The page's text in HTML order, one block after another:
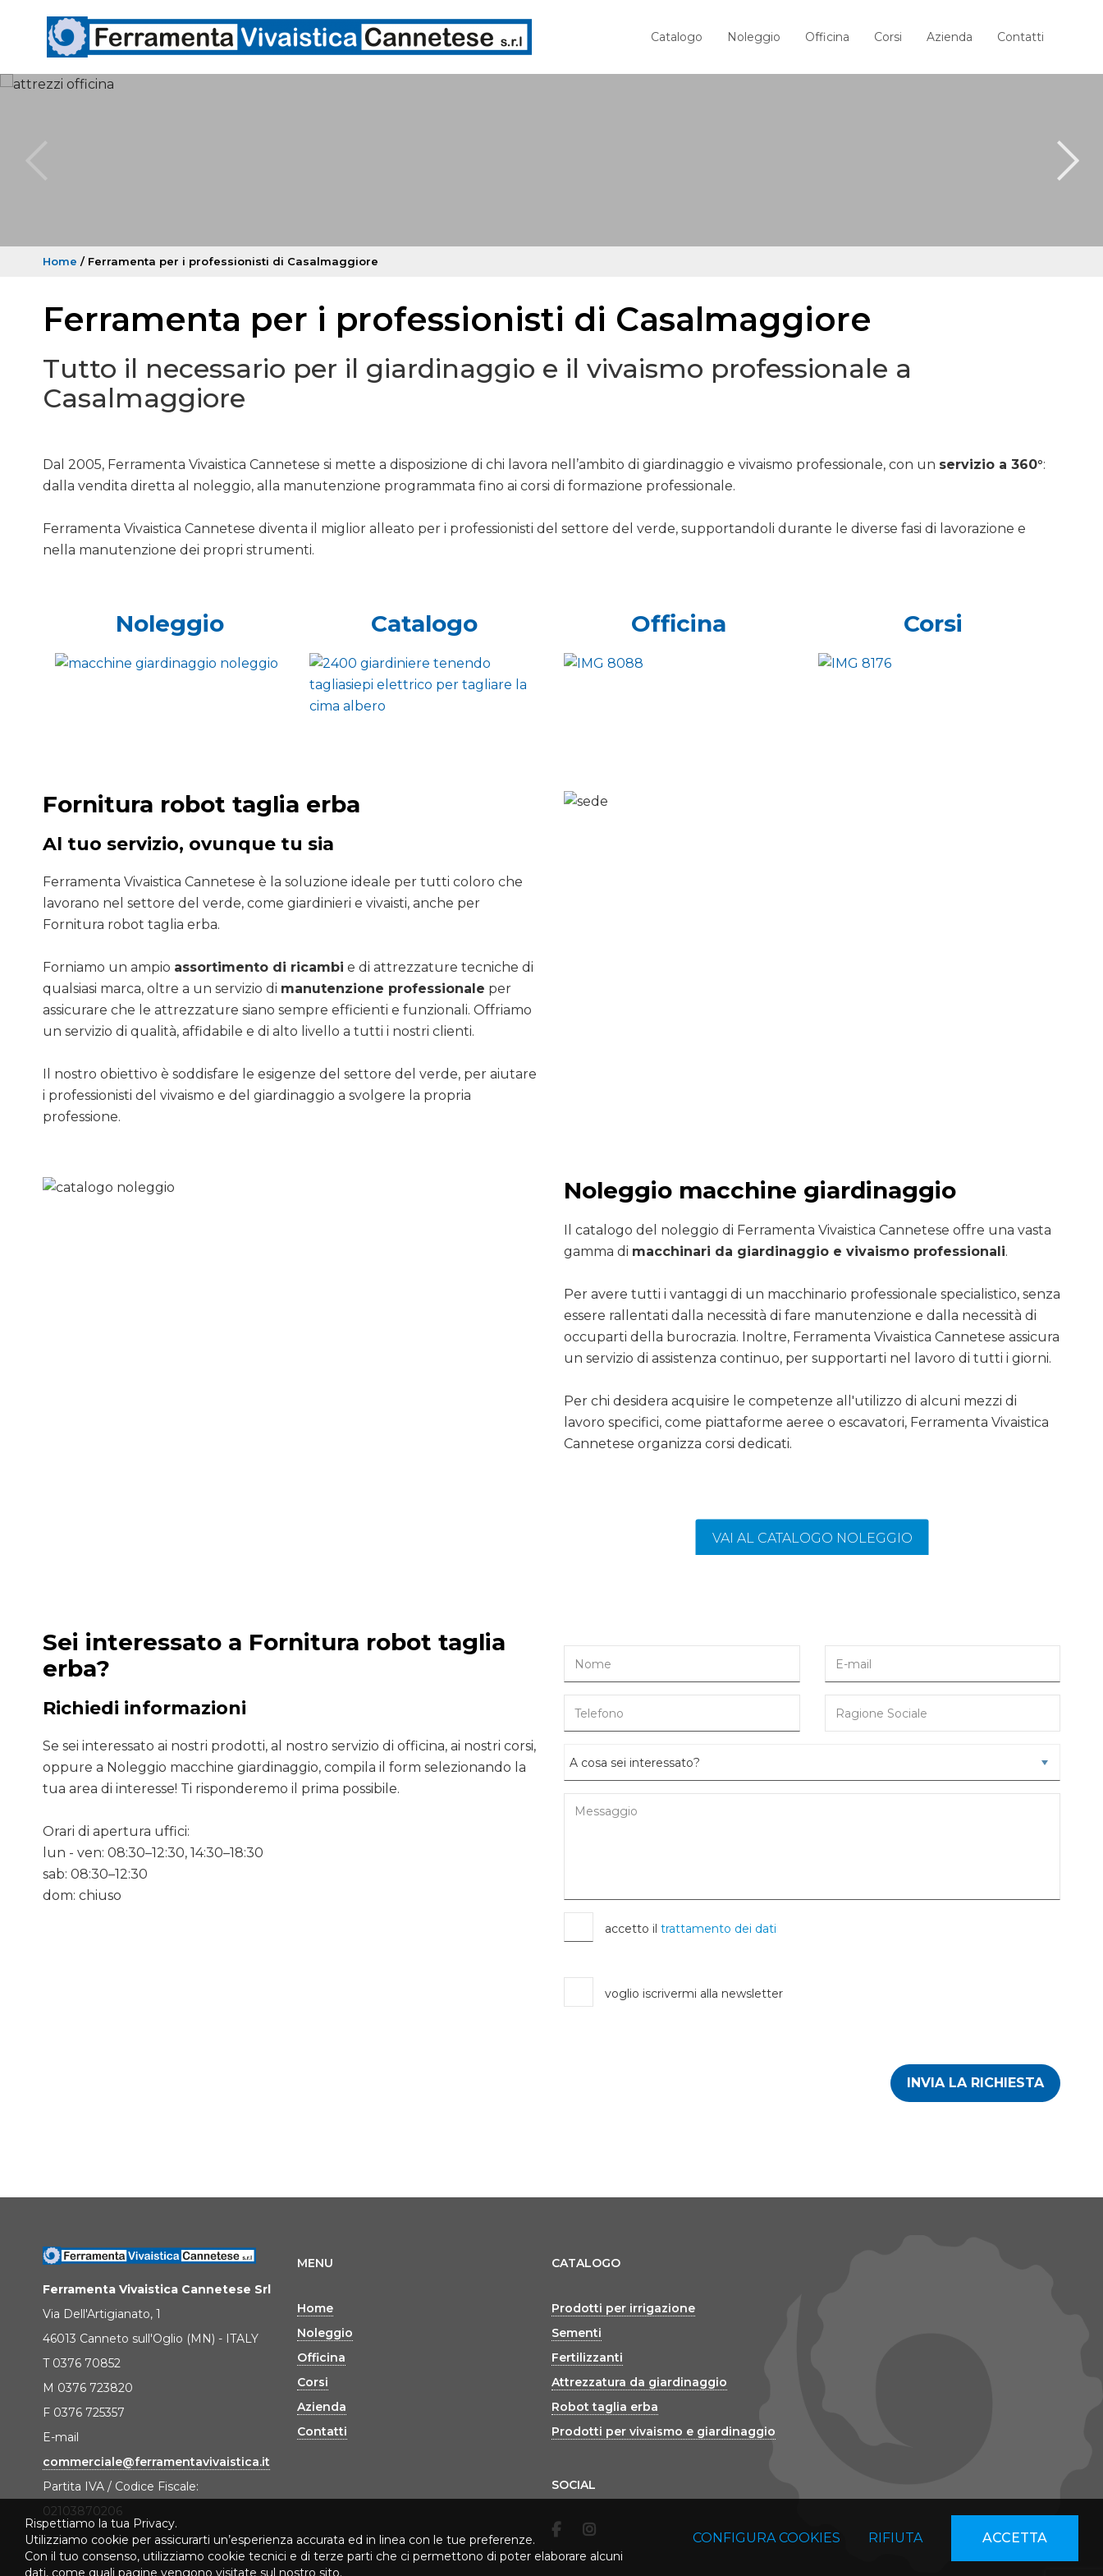
Catalogo Noleggio Officina Corsi Azienda Contatti
Home / Ferramenta per i professionisti di Casalmaggiore
Ferramenta per i professionisti di Casalmaggiore
Tutto il necessario per il giardinaggio e il vivaismo professionale a
Casalmaggiore
Dal 2005, Ferramenta Vivaistica Cannetese si mette a disposizione di chi lavora nell’ambito di giardinaggio e vivaismo professionale, con un servizio a 360°:
dalla vendita diretta al noleggio, alla manutenzione programmata fino ai corsi di formazione professionale.
Ferramenta Vivaistica Cannetese diventa il miglior alleato per i professionisti del settore del verde, supportandoli durante le diverse fasi di lavorazione e
nella manutenzione dei propri strumenti.
Noleggio Catalogo Officina Corsi
Fornitura robot taglia erba
Al tuo servizio, ovunque tu sia
Ferramenta Vivaistica Cannetese è la soluzione ideale per tutti coloro che
lavorano nel settore del verde, come giardinieri e vivaisti, anche per
Fornitura robot taglia erba.
Forniamo un ampio assortimento di ricambi e di attrezzature tecniche di
qualsiasi marca, oltre a un servizio di manutenzione professionale per
assicurare che le attrezzature siano sempre efficienti e funzionali. Offriamo
un servizio di qualità, affidabile e di alto livello a tutti i nostri clienti.
Il nostro obiettivo è soddisfare le esigenze del settore del verde, per aiutare
i professionisti del vivaismo e del giardinaggio a svolgere la propria
professione.
Noleggio macchine giardinaggio
Il catalogo del noleggio di Ferramenta Vivaistica Cannetese offre una vasta
gamma di macchinari da giardinaggio e vivaismo professionali.
Per avere tutti i vantaggi di un macchinario professionale specialistico, senza
essere rallentati dalla necessità di fare manutenzione e dalla necessità di
occuparti della burocrazia. Inoltre, Ferramenta Vivaistica Cannetese assicura
un servizio di assistenza continuo, per supportarti nel lavoro di tutti i giorni.
Per chi desidera acquisire le competenze all'utilizzo di alcuni mezzi di
lavoro specifici, come piattaforme aeree o escavatori, Ferramenta Vivaistica
Cannetese organizza corsi dedicati.
VAI AL CATALOGO NOLEGGIO
Sei interessato a Fornitura robot taglia
erba?
Richiedi informazioni
Se sei interessato ai nostri prodotti, al nostro servizio di officina, ai nostri corsi,
oppure a Noleggio macchine giardinaggio, compila il form selezionando la
tua area di interesse! Ti risponderemo il prima possibile.
Orari di apertura uffici:
lun - ven: 08:30–12:30, 14:30–18:30
sab: 08:30–12:30
dom: chiuso
accetto il trattamento dei dati
voglio iscrivermi alla newsletter
INVIA LA RICHIESTA
Ferramenta Vivaistica Cannetese Srl
Via Dell'Artigianato, 1
46013 Canneto sull'Oglio (MN) - ITALY
T 0376 70852
M 0376 723820
F 0376 725357
E-mail
commerciale@ferramentavivaistica.it
Partita IVA / Codice Fiscale:
02103870206
MENU
Home
Noleggio
Officina
Corsi
Azienda
Contatti
CATALOGO
Prodotti per irrigazione
Sementi
Fertilizzanti
Attrezzatura da giardinaggio
Robot taglia erba
Prodotti per vivaismo e giardinaggio
SOCIAL
Rispettiamo la tua Privacy.
Utilizziamo cookie per assicurarti un’esperienza accurata ed in linea con le tue preferenze.
Con il tuo consenso, utilizziamo cookie tecnici e di terze parti che ci permettono di poter elaborare alcuni
dati, come quali pagine vengono visitate sul nostro sito.
CONFIGURA COOKIES RIFIUTA ACCETTA